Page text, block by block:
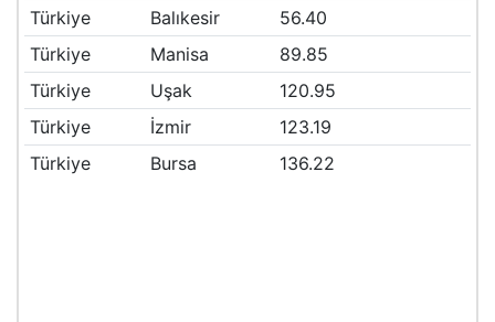
Türkiye
Balıkesir
56.40
Türkiye
Manisa
89.85
Türkiye
Uşak
120.95
Türkiye
İzmir
123.19
Türkiye
Bursa 136.22